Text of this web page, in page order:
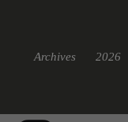
Archives 2026